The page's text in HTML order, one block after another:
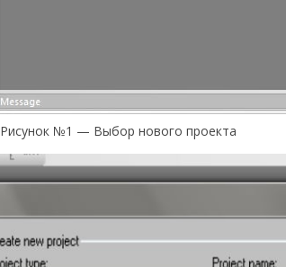
Рисунок №1 — Выбор нового проекта